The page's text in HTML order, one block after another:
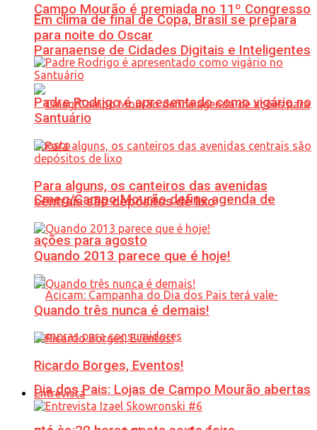
Campo Mourão é premiada no 11º Congresso
Paranaense de Cidades Digitais e Inteligentes
Cmeg/Campo Mourão define agenda de
ações para agosto
Dia dos Pais: Lojas de Campo Mourão abertas
Em clima de final de Copa, Brasil se prepara
para noite do Oscar
Padre Rodrigo é apresentado como vigário no
Santuário
Para alguns, os canteiros das avenidas
centrais são depósitos de lixo
Quando 2013 parece que é hoje!
Quando três nunca é demais!
Ricardo Borges, Eventos!
Entrevista